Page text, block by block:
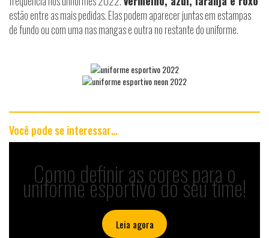
estão entre as mais pedidas. Elas podem aparecer juntas em estampas
de fundo ou com uma nas mangas e outra no restante do uniforme.
Você pode se interessar…
Como definir as cores para o
uniforme esportivo do seu time!
Leia agora